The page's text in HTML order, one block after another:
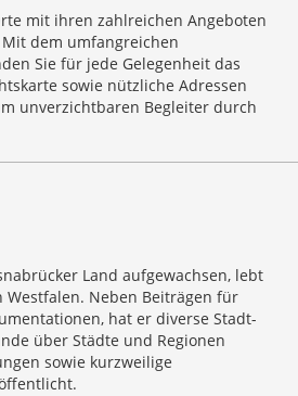
mit ihren zahlreichen Angeboten
dem umfangreichen
Sie für jede Gelegenheit das
sowie nützliche Adressen
unverzichtbaren Begleiter durch
Land aufgewachsen, lebt
Neben Beiträgen für
hat er diverse Stadt-
über Städte und Regionen
sowie kurzweilige